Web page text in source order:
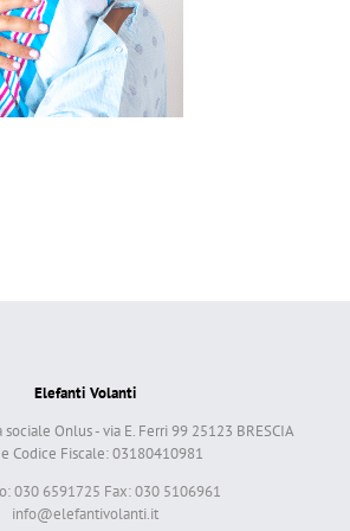
Elefanti Volanti
Onlus - via E. Ferri 99 25123 BRESCIA
e Codice Fiscale: 03180410981
030 6591725 Fax: 030 5106961
info@elefantivolanti.it